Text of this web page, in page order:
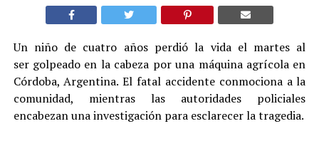
Un niño de cuatro años perdió la vida el martes al
ser golpeado en la cabeza por una máquina agrícola en
Córdoba, Argentina. El fatal accidente conmociona a la
comunidad, mientras las autoridades policiales
encabezan una investigación para esclarecer la tragedia.